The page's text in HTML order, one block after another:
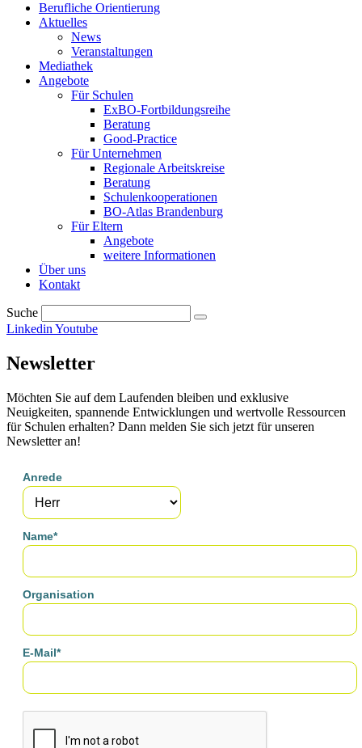
Berufliche Orientierung
Aktuelles
News
Veranstaltungen
Mediathek
Angebote
Für Schulen
ExBO-Fortbildungsreihe
Beratung
Good-Practice
Für Unternehmen
Regionale Arbeitskreise
Beratung
Schulenkooperationen
BO-Atlas Brandenburg
Für Eltern
Angebote
weitere Informationen
Über uns
Kontakt
Suche
Linkedin Youtube
Newsletter
Möchten Sie auf dem Laufenden bleiben und exklusive
Neuigkeiten, spannende Entwicklungen und wertvolle Ressourcen
für Schulen erhalten? Dann melden Sie sich jetzt für unseren
Newsletter an!
Anrede
Name*
Organisation
E-Mail*